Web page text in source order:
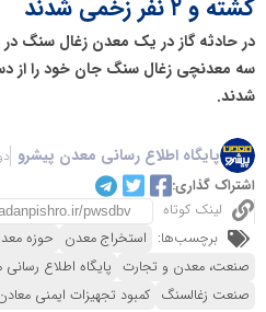
کشته و ۲ نفر زخمی شدند
در حادثه گاز در یک معدن زغال سنگ در
سه معدنچی زغال سنگ جان خود را از
شدند.
پایگاه اطلاع رسانی معدن پیشرو
اشتراک گذاری:
لینک کوتاه
برچسب‌ها: استخراج معدن حوزه
صنعت، معدن و تجارت پایگاه اطلاع
صنعت زغالسنگ کمبود تجهیزات ایمنی